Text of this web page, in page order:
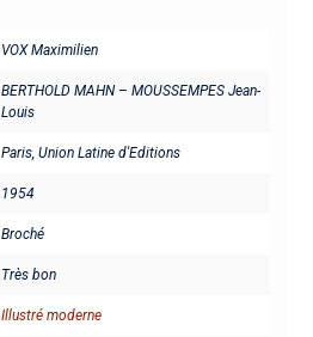
VOX Maximilien
BERTHOLD MAHN – MOUSSEMPES Jean-
Louis
Paris, Union Latine d'Editions
1954
Broché
Très bon
Illustré moderne